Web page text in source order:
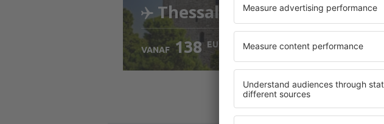
Thessaloniki
VANAF 138 EUR
Bekijk
VANAF